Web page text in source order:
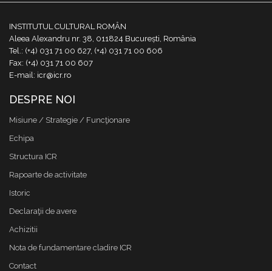
INSTITUTUL CULTURAL ROMÂN
Aleea Alexandru nr. 38, 011824 București, România
Tel.: (+4) 031 71 00 627, (+4) 031 71 00 606
Fax: (+4) 031 71 00 607
E-mail: icr@icr.ro
DESPRE NOI
Misiune / Strategie / Funcţionare
Echipa
Structura ICR
Rapoarte de activitate
Istoric
Declaraţii de avere
Achizitii
Nota de fundamentare cladire ICR
Contact